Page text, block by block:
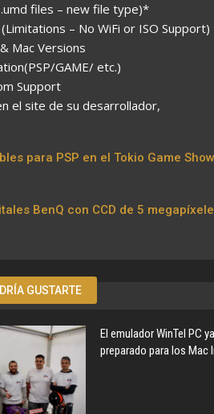
files – new file type)*
– No WiFi or ISO Support)
Mac Versions
GAME/ etc.)
Support
el site de su desarrollador,
para PSP en el Tokio Game Show
BenQ con CCD de 5
GUSTARTE
El emulador WinTel PC
preparado para los Mac